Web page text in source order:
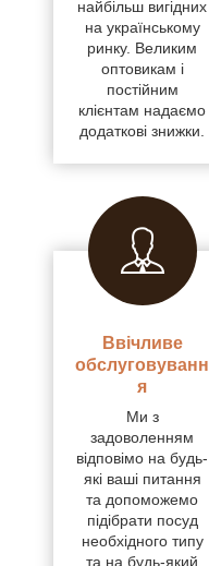
найбільш вигідних
на українському
ринку. Великим
оптовикам і
постійним
клієнтам надаємо
додаткові знижки.
Ввічливе
обслуговуванн
я
Ми з
задоволенням
відповімо на будь-
які ваші питання
та допоможемо
підібрати посуд
необхідного типу
та на будь-який